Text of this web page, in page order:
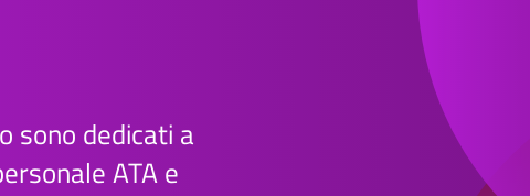
sono dedicati a
ATA e